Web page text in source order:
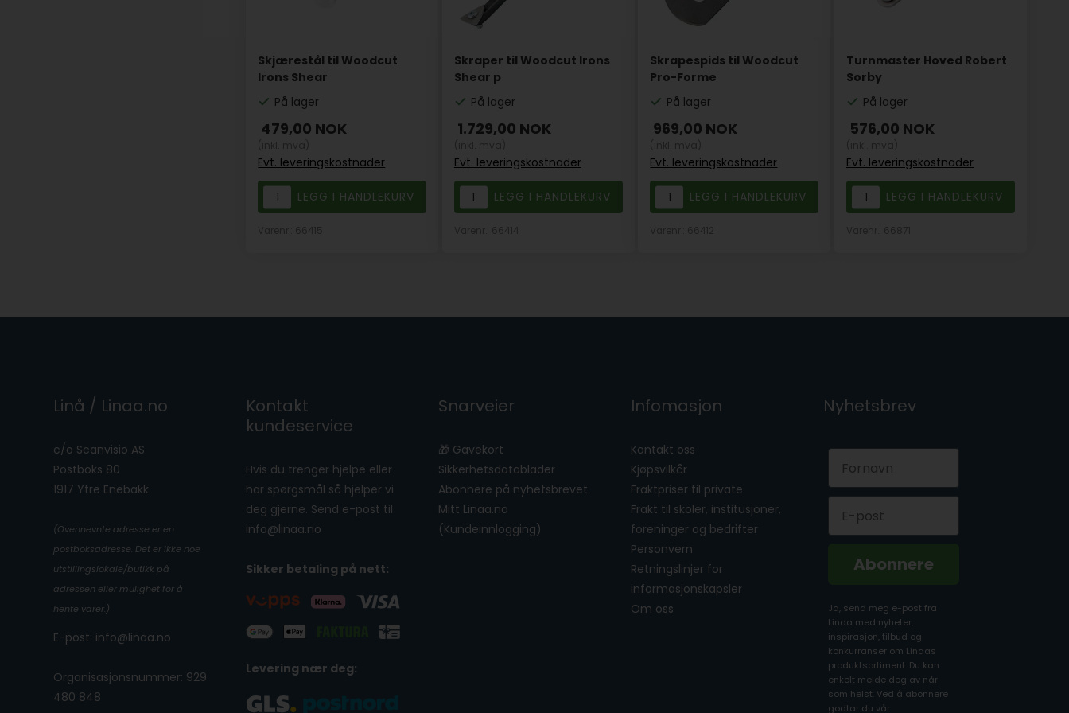
Skjærestål til Woodcut
Irons Shear
På lager
479,00 NOK
Evt. leveringskostnader
Skraper til Woodcut Irons
Shear p
På lager
1.729,00 NOK
Evt. leveringskostnader
Skrapespids til Woodcut
Pro-Forme
På lager
969,00 NOK
Evt. leveringskostnader
Turnmaster Hoved Robert
Sorby
På lager
576,00 NOK
Evt. leveringskostnader
Linå / Linaa.no
c/o Scanvisio AS
Postboks 80
1917 Ytre Enebakk
(Ovennevnte adresse er en
postboksadresse. Det er ikke noe
utstillingslokale/butikk på
adressen eller mulighet for å
hente varer.)
E-post: info@linaa.no
Organisasjonsnummer: 929
480 848
Kontakt
kundeservice
Hvis du trenger hjelpe eller
har spørgsmål så hjelper vi
deg gjerne. Send e-post til
info@linaa.no
Sikker betaling på nett:
Levering nær deg:
Snarveier
🎁 Gavekort
Sikkerhetsdatablader
Abonnere på nyhetsbrevet
Mitt Linaa.no
(Kundeinnlogging)
Infomasjon
Kontakt oss
Kjøpsvilkår
Fraktpriser til private
Frakt til skoler, institusjoner,
foreninger og bedrifter
Personvern
Retningslinjer for
informasjonskapsler
Om oss
Nyhetsbrev
Abonnere
Ja, send meg e-post fra
Linaa med nyheter,
inspirasjon, tilbud og
konkurranser om Linaas
produktsortiment. Du kan
enkelt melde deg av når
som helst. Ved å abonnere
godtar du vår